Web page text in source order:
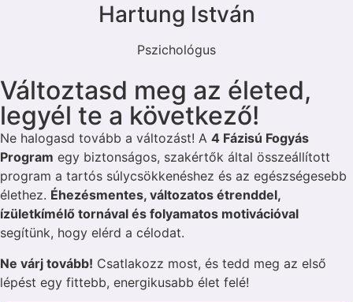
Hartung István
Pszichológus
Változtasd meg az életed,
legyél te a következő!
Ne halogasd tovább a változást! A 4 Fázisú Fogyás
Program egy biztonságos, szakértők által összeállított
program a tartós súlycsökkenéshez és az egészségesebb
élethez. Éhezésmentes, változatos étrenddel,
ízületkímélő tornával és folyamatos motivációval
segítünk, hogy elérd a célodat.
Ne várj tovább! Csatlakozz most, és tedd meg az első
lépést egy fittebb, energikusabb élet felé!